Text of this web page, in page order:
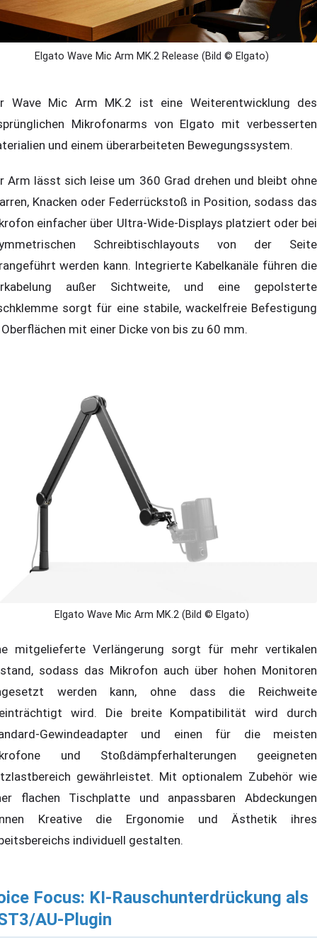
Elgato Wave Mic Arm MK.2 Release (Bild © Elgato)
Wave Mic Arm MK.2 ist eine Weiterentwicklung des
Mikrofonarms von Elgato mit verbesserten
und einem überarbeiteten Bewegungssystem.
Arm lässt sich leise um 360 Grad drehen und bleibt ohne
Knacken oder Federrückstoß in Position, sodass das
einfacher über Ultra-Wide-Displays platziert oder bei
Schreibtischlayouts von der Seite
werden kann. Integrierte Kabelkanäle führen die
außer Sichtweite, und eine gepolsterte
sorgt für eine stabile, wackelfreie Befestigung
mit einer Dicke von bis zu 60 mm.
Elgato Wave Mic Arm MK.2 (Bild © Elgato)
mitgelieferte Verlängerung sorgt für mehr vertikalen
sodass das Mikrofon auch über hohen Monitoren
werden kann, ohne dass die Reichweite
wird. Die breite Kompatibilität wird durch
Gewindeadapter und einen für die meisten
und Stoßdämpferhalterungen geeigneten
gewährleistet. Mit optionalem Zubehör wie
flachen Tischplatte und anpassbaren Abdeckungen
Kreative die Ergonomie und Ästhetik ihres
individuell gestalten.
Focus: KI-Rauschunterdrückung als
AU-Plugin